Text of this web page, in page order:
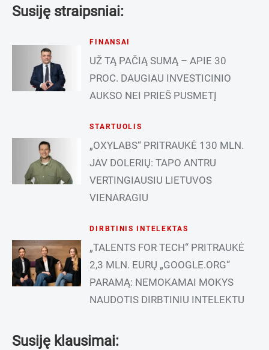
Susiję straipsniai:
FINANSAI
UŽ TĄ PAČIĄ SUMĄ – APIE 30
PROC. DAUGIAU INVESTICINIO
AUKSO NEI PRIEŠ PUSMETĮ
STARTUOLIS
„OXYLABS“ PRITRAUKĖ 130 MLN.
JAV DOLERIŲ: TAPO ANTRU
VERTINGIAUSIU LIETUVOS
VIENARAGIU
DIRBTINIS INTELEKTAS
„TALENTS FOR TECH“ PRITRAUKĖ
2,3 MLN. EURŲ „GOOGLE.ORG“
PARAMĄ: NEMOKAMAI MOKYS
NAUDOTIS DIRBTINIU INTELEKTU
Susiję klausimai: